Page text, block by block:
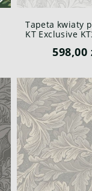
Tapeta kwiaty
KT Exclusive
Heritage III
598,00